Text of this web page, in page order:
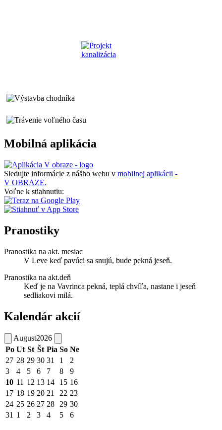
Mobilná aplikácia
Sledujte informácie z nášho webu v mobilnej aplikácii -
V OBRAZE.
Voľne k stiahnutiu:
Pranostiky
Pranostika na akt. mesiac
V Leve keď pavúci sa snujú, bude pekná jeseň.
Pranostika na akt.deň
Keď je na Vavrinca pekná, teplá chvíľa, nastane i jeseň
sedliakovi milá.
Kalendár akcií
August2026
Po Ut St Št Pia So Ne
27 28 29 30 31 1
2
3
4 5 6 7 8
9
10 11 12 13 14 15 16
17 18 19 20 21 22 23
24 25 26 27 28 29 30
31 1 2 3 4 5 6